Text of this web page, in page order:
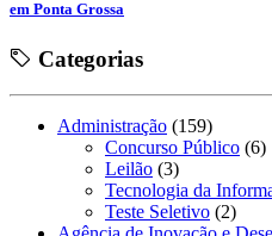
em Ponta Grossa
Categorias
Administração (159)
Concurso Público (6)
Leilão (3)
Tecnologia da
Teste Seletivo (2)